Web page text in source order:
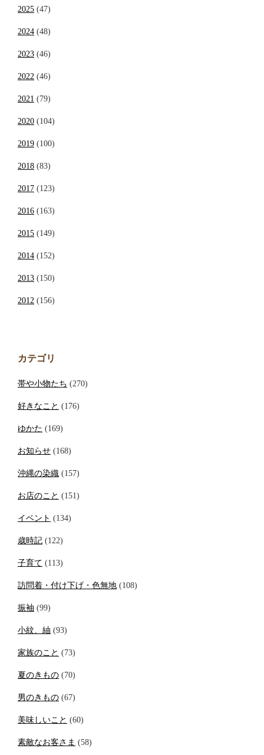
2025 (47)
2024 (48)
2023 (46)
2022 (46)
2021 (79)
2020 (104)
2019 (100)
2018 (83)
2017 (123)
2016 (163)
2015 (149)
2014 (152)
2013 (150)
2012 (156)
カテゴリ
帯や小物たち (270)
好きなこと (176)
ゆかた (169)
お知らせ (168)
沖縄の染織 (157)
お店のこと (151)
イベント (134)
歳時記 (122)
子育て (113)
訪問着・付け下げ・色無地 (108)
振袖 (99)
小紋、紬 (93)
家族のこと (73)
夏のきもの (70)
男のきもの (67)
美味しいこと (60)
素敵なお客さま (58)